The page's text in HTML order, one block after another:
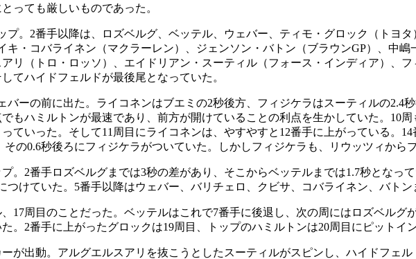
っても厳しいものであった。
プ。2番手以降は、ロズベルグ、ベッテル、ウェバー、ティモ・グロック（トヨ
キ・コバライネン（マクラーレン）、ジェンソン・バトン（ブラウンGP）、中
リ（トロ・ロッソ）、エイドリアン・スーティル（フォース・インディア）、
てハイドフェルドが最後尾となっていた。
バーの前に出た。ライコネンはブエミの2秒後方、フィジケラはスーティルの2.4
もハミルトンが最速であり、前方が開けていることの利点を生かしていた。10
ていった。そして11周目にライコネンは、やすやすと12番手に上がっている。
の0.6秒後ろにフィジケラがついていた。しかしフィジケラも、リウッツィから
。2番手ロズベルグまでは3秒の差があり、そこからベッテルまでは1.7秒となっ
つけていた。5番手以降はウェバー、バリチェロ、クビサ、コバライネン、バトン
17周目のことだった。ベッテルはこれで7番手に後退し、次の周にはロズベル
。2番手に上がったグロックは19周目、トップのハミルトンは20周目にピットイン
が出動。アルグエルスアリを抜こうとしたスーティルがスピンし、ハイドフェ